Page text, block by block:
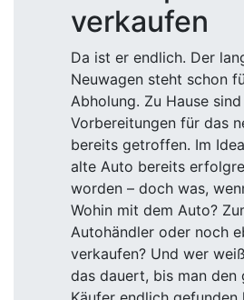
verkaufen
Da ist er endlich. Der
Neuwagen steht schon
Abholung. Zu Hause
Vorbereitungen für das
bereits getroffen. Im
alte Auto bereits
worden – doch was,
Wohin mit dem Auto?
Autohändler oder noch
verkaufen? Und wer
das dauert, bis man den